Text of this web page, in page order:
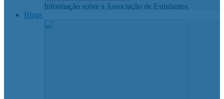
Informação sobre a Associação de Estudantes.
Blogs